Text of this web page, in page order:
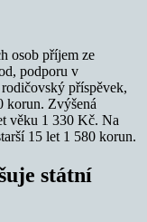
osob příjem ze
podporu v
příspěvek,
korun. Zvýšená
věku 1 330 Kč. Na
15 let 1 580 korun.
státní